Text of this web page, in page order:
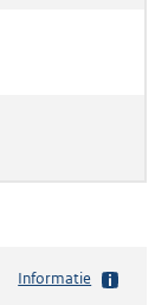
Informatie